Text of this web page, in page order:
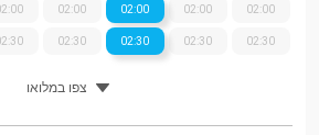
02:00
02:30
02:00
02:30
02:00
02:30
02:00
02:30
צפו במלואו